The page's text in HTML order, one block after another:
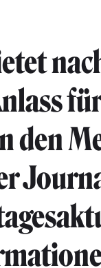
den